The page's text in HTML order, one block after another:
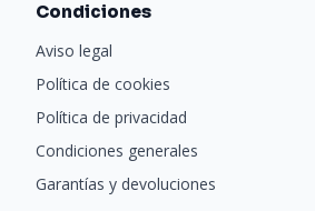
Condiciones
Aviso legal
Política de cookies
Política de privacidad
Condiciones generales
Garantías y devoluciones